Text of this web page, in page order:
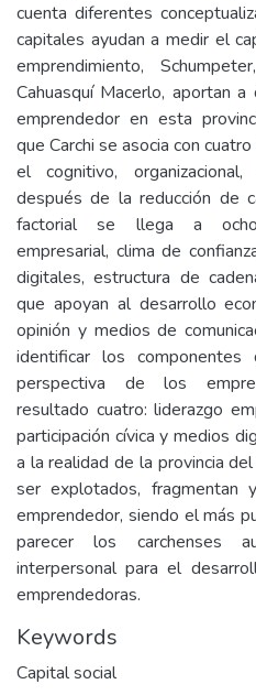
cuenta diferentes
capitales ayudan a medir el
emprendimiento,
Cahuasquí Macerlo, aportan
emprendedor en esta
que Carchi se asocia con
el cognitivo,
después de la reducción de
factorial se llega a ocho
empresarial, clima de
digitales, estructura de
que apoyan al desarrollo
opinión y medios de
identificar los
perspectiva de los
resultado cuatro: liderazgo
participación cívica y medios
a la realidad de la provincia
ser explotados, fragmentan
emprendedor, siendo el más
parecer los carchenses
interpersonal para el
emprendedoras.
Keywords
Capital social